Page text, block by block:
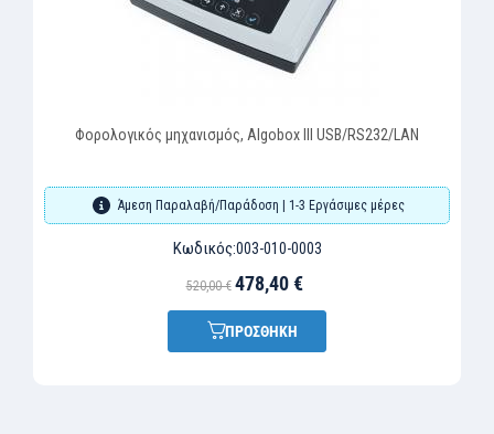
Φορολογικός μηχανισμός, Algobox III USB/RS232/LAN
Άμεση Παραλαβή/Παράδοση | 1-3 Εργάσιμες μέρες
Κωδικός:003-010-0003
520,00 € 478,40 €
ΠΡΟΣΘΗΚΗ